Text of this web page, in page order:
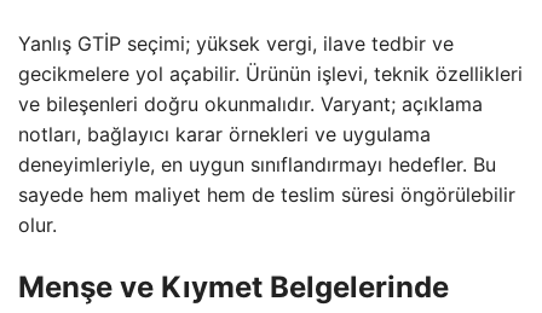
Yanlış GTİP seçimi; yüksek vergi, ilave tedbir ve
gecikmelere yol açabilir. Ürünün işlevi, teknik özellikleri
ve bileşenleri doğru okunmalıdır. Varyant; açıklama
notları, bağlayıcı karar örnekleri ve uygulama
deneyimleriyle, en uygun sınıflandırmayı hedefler. Bu
sayede hem maliyet hem de teslim süresi öngörülebilir
olur.
Menşe ve Kıymet Belgelerinde